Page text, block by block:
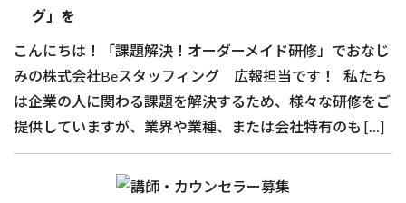
グ」を
こんにちは！「課題解決！オーダーメイド研修」でおなじ
みの株式会社Beスタッフィング 広報担当です！ 私たち
は企業の人に関わる課題を解決するため、様々な研修をご
提供していますが、業界や業種、または会社特有のも […]